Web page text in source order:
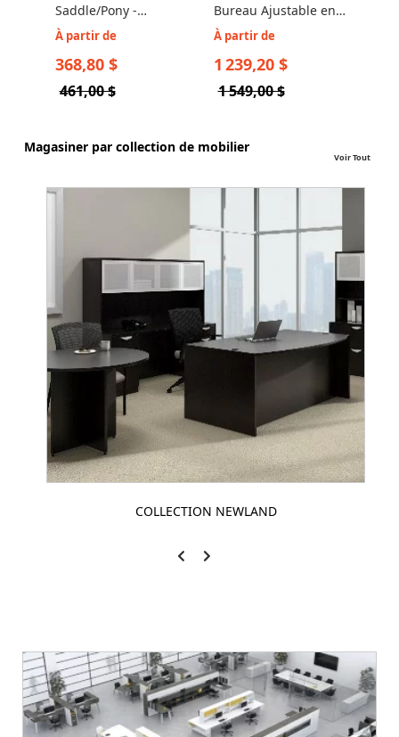
Saddle/Pony -
Tabouret
Roulettes
À partir de
368,80 $
461,00 $
Bureau Ajustable en
Hauteur - UpCentric
À partir de
1 239,20 $
1 549,00 $
Magasiner par collection de mobilier
Voir Tout
COLLECTION NEWLAND